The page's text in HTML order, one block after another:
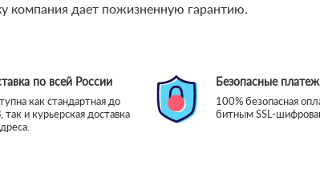
компания дает пожизненную гарантию.
по всей России
как стандартная до
так и курьерская доставка
Безопасные
100% безопасная
битным SSL-